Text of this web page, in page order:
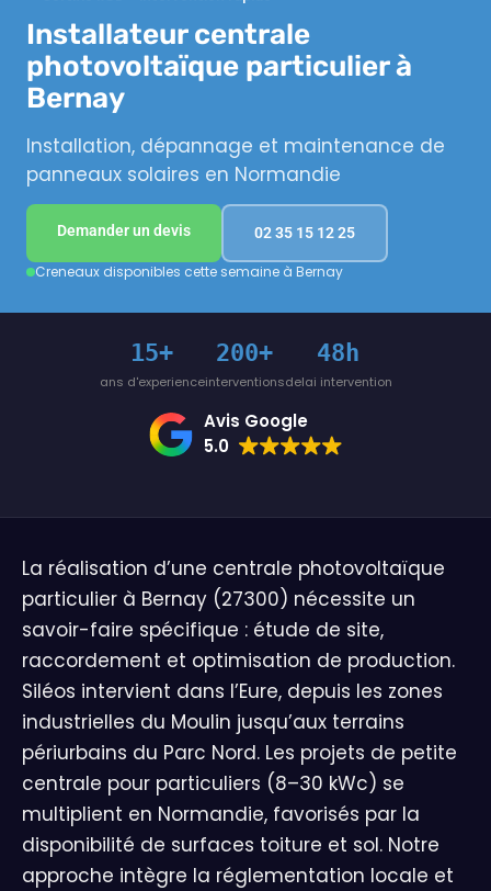
Installateur centrale
photovoltaïque particulier à
Bernay
Installation, dépannage et maintenance de
panneaux solaires en Normandie
Demander un devis 02 35 15 12 25
Creneaux disponibles cette semaine à Bernay
15+
ans d'experience
200+
interventions
48h
delai intervention
Avis Google
5.0
La réalisation d’une centrale photovoltaïque
particulier à Bernay (27300) nécessite un
savoir-faire spécifique : étude de site,
raccordement et optimisation de production.
Siléos intervient dans l’Eure, depuis les zones
industrielles du Moulin jusqu’aux terrains
périurbains du Parc Nord. Les projets de petite
centrale pour particuliers (8–30 kWc) se
multiplient en Normandie, favorisés par la
disponibilité de surfaces toiture et sol. Notre
approche intègre la réglementation locale et